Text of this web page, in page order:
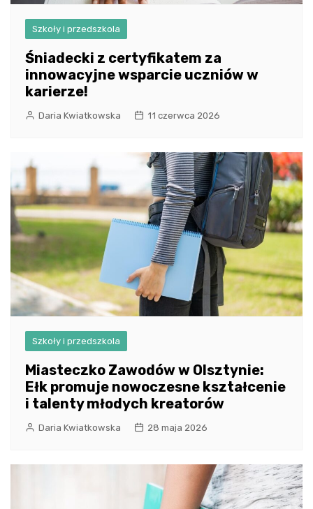
Szkoły i przedszkola
Śniadecki z certyfikatem za
innowacyjne wsparcie uczniów w
karierze!
Daria Kwiatkowska 11 czerwca 2026
Szkoły i przedszkola
Miasteczko Zawodów w Olsztynie:
Ełk promuje nowoczesne kształcenie
i talenty młodych kreatorów
Daria Kwiatkowska 28 maja 2026